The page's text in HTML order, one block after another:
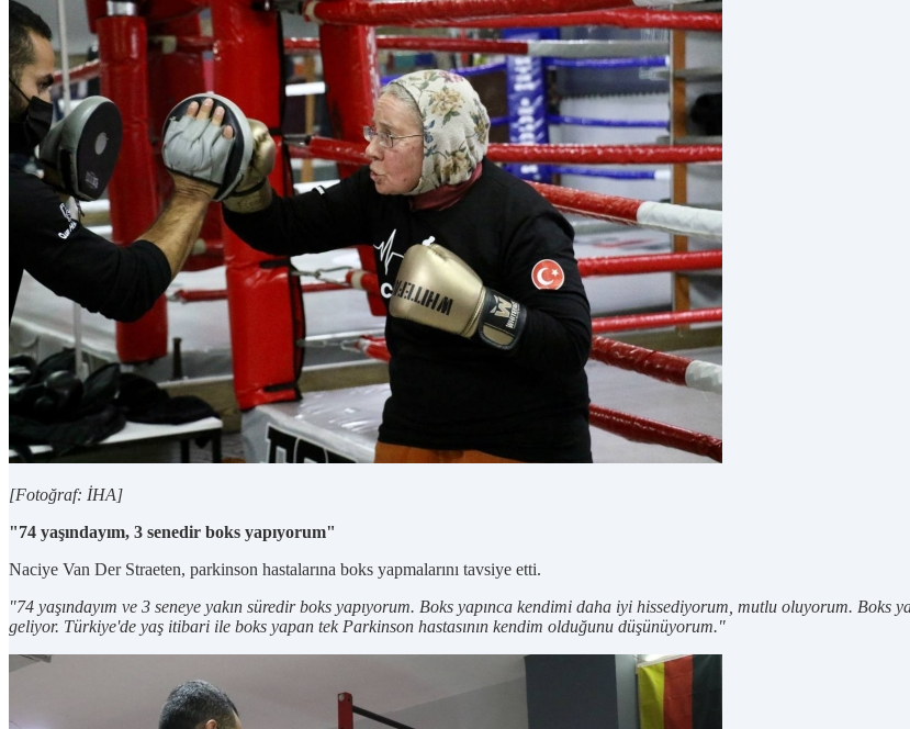
[Fotoğraf: İHA]
"74 yaşındayım, 3 senedir boks yapıyorum"
Naciye Van Der Straeten, parkinson hastalarına boks yapmalarını tavsiye etti.
"74 yaşındayım ve 3 seneye yakın süredir boks yapıyorum. Boks yapınca kendimi daha iyi hissediyorum, mutlu oluyorum.
geliyor. Türkiye'de yaş itibari ile boks yapan tek Parkinson hastasının kendim olduğunu düşünüyorum."